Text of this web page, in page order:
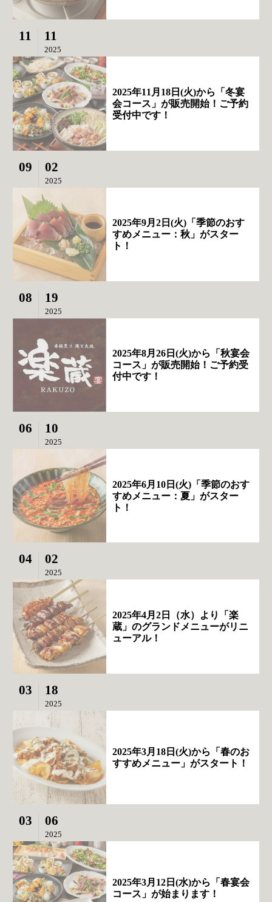
11 11
2025
2025年11月18日(火)から「冬宴
会コース」が販売開始！ご予約
受付中です！
09 02
2025
2025年9月2日(火)「季節のおす
すめメニュー：秋」がスター
ト！
08 19
2025
2025年8月26日(火)から「秋宴会
コース」が販売開始！ご予約受
付中です！
06 10
2025
2025年6月10日(火)「季節のおす
すめメニュー：夏」がスター
ト！
04 02
2025
2025年4月2日（水）より「楽
蔵」のグランドメニューがリニ
ューアル！
03 18
2025
2025年3月18日(火)から「春のお
すすめメニュー」がスタート！
03 06
2025
2025年3月12日(水)から「春宴会
コース」が始まります！